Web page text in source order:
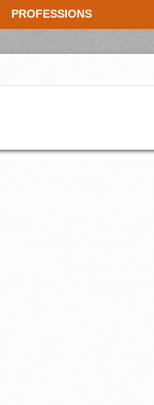
PROFESSIONS